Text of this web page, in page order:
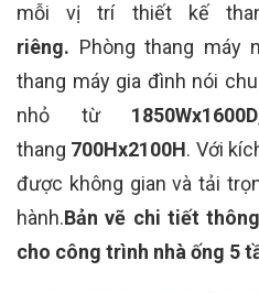
mỗi vị trí thiết kế
riêng. Phòng thang máy
thang máy gia đình nói
nhỏ từ 1850Wx1600D
thang 700Hx2100H. Với
được không gian và tải
hành.Bản vẽ chi tiết
cho công trình nhà ống 5